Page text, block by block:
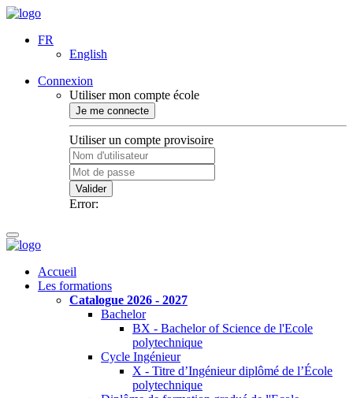
FR
English
Connexion
Utiliser mon compte école
Je me connecte
Utiliser un compte provisoire
Valider
Error:
Accueil
Les formations
Catalogue 2026 - 2027
Bachelor
BX - Bachelor of Science de l'Ecole
polytechnique
Cycle Ingénieur
X - Titre d’Ingénieur diplômé de l’École
polytechnique